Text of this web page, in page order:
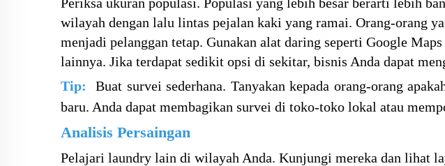
wilayah dengan lalu lintas pejalan kaki yang ramai. Orang-orang
menjadi pelanggan tetap. Gunakan alat daring seperti Google
lainnya. Jika terdapat sedikit opsi di sekitar, bisnis Anda dapat
Tip:
Buat survei sederhana. Tanyakan kepada orang-orang
baru. Anda dapat membagikan survei di toko-toko lokal atau
Analisis Persaingan
Pelajari laundry lain di wilayah Anda. Kunjungi mereka dan lihat